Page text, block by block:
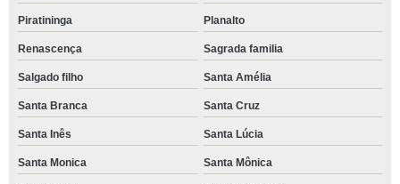
Piratininga Planalto
Renascença Sagrada familia
Salgado filho Santa Amélia
Santa Branca Santa Cruz
Santa Inês Santa Lúcia
Santa Monica Santa Mônica